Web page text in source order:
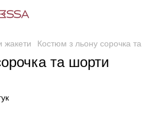
жакети Костюм з льону сорочка
та шорти